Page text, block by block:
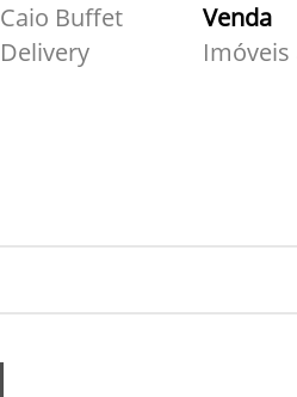
Caio Buffet
Delivery
Venda
Imóveis